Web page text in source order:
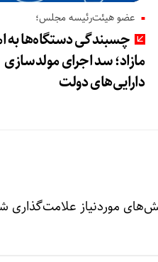
عضو هیئت‌رئیسه مجلس؛
چسبندگی دستگاه‌ها به
مازاد؛ سد اجرای مولدسازی
دارایی‌های دولت
موردنیاز علامت‌گذاری